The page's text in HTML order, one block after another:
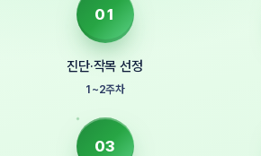
01
진단·작목 선정
1~2주차
03